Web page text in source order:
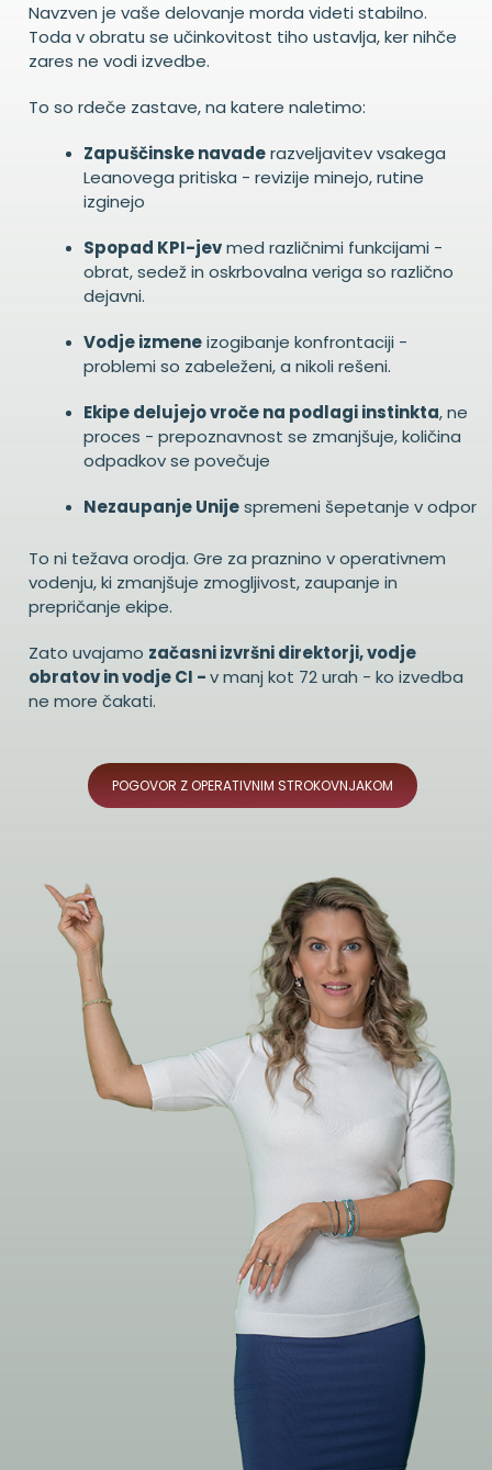
Navzven je vaše delovanje morda videti stabilno.
Toda v obratu se učinkovitost tiho ustavlja, ker nihče
zares ne vodi izvedbe.
To so rdeče zastave, na katere naletimo:
Zapuščinske navaderazveljavitev vsakega
Leanovega pritiska - revizije minejo, rutine
izginejo
Spopad KPI-jevmed različnimi funkcijami -
obrat, sedež in oskrbovalna veriga so različno
dejavni.
Vodje izmeneizogibanje konfrontaciji -
problemi so zabeleženi, a nikoli rešeni.
Ekipe delujejo vroče na podlagi instinkta, ne
proces - prepoznavnost se zmanjšuje, količina
odpadkov se povečuje
Nezaupanje Unijespremeni šepetanje v odpor
To ni težava orodja. Gre za praznino v operativnem
vodenju, ki zmanjšuje zmogljivost, zaupanje in
prepričanje ekipe.
Zato uvajamo začasni izvršni direktorji, vodje
obratov in vodje CI -v manj kot 72 urah - ko izvedba
ne more čakati.
POGOVOR Z OPERATIVNIM STROKOVNJAKOM